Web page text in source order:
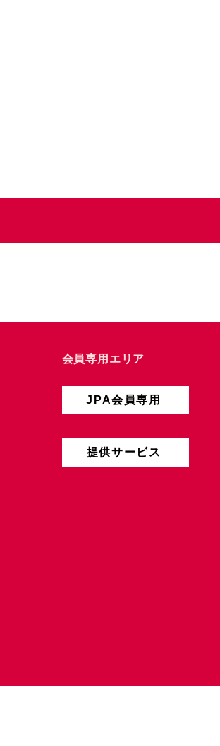
会員専用エリア
JPA会員専用
提供サービス